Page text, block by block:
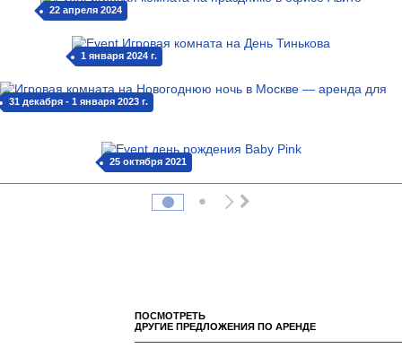
22 апреля 2024
1 января 2024 г.
31 декабря - 1 января 2023 г.
ПОСМОТРЕТЬ
ДРУГИЕ ПРЕДЛОЖЕНИЯ ПО АРЕНДЕ